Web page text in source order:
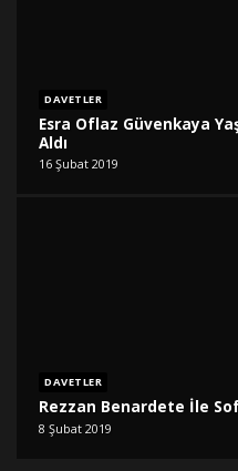
DAVETLER
Esra Oflaz Güvenkaya
Aldı
16 Şubat 2019
DAVETLER
Rezzan Benardete İle
8 Şubat 2019